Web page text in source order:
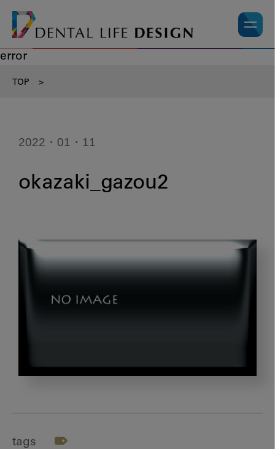
error
TOP >
2022・01・11
okazaki_gazou2
tags